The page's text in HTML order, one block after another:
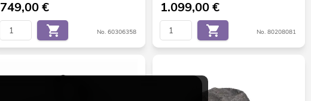
749,00€
No. 60306358
1.099,00€
No. 80208081